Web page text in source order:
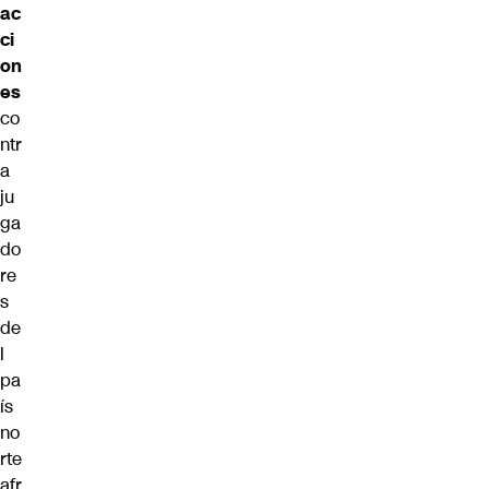
ac
ci
on
es
co
ntr
a
ju
ga
do
re
s
de
l
pa
ís
no
rte